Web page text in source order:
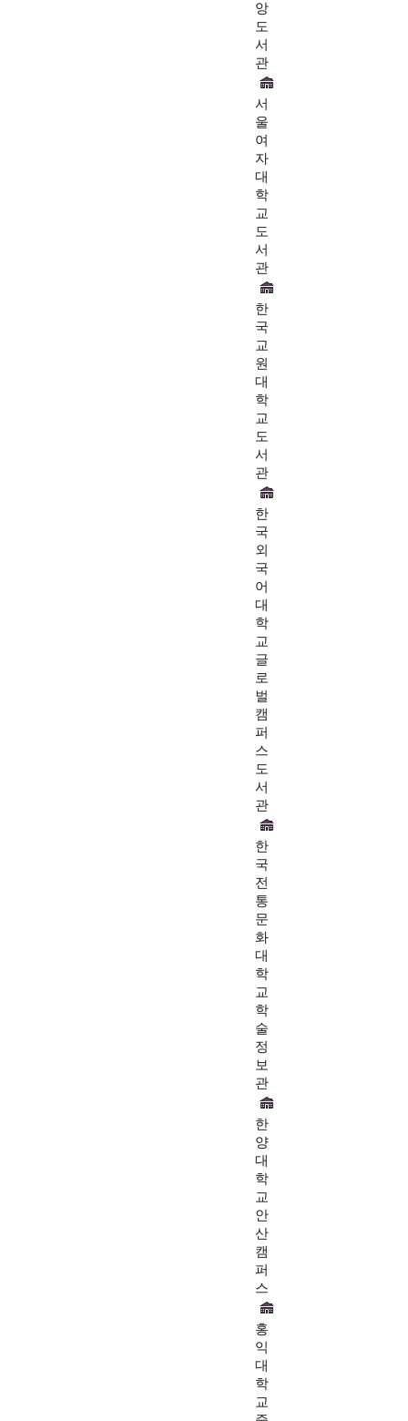
앙
도
서
관
서
울
여
자
대
학
교
도
서
관
한
국
교
원
대
학
교
도
서
관
한
국
외
국
어
대
학
교
글
로
벌
캠
퍼
스
도
서
관
한
국
전
통
문
화
대
학
교
학
술
정
보
관
한
양
대
학
교
안
산
캠
퍼
스
홍
익
대
학
교